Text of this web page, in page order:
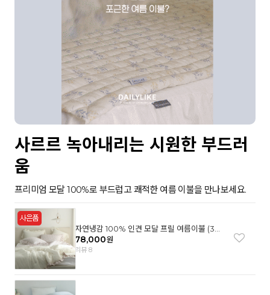
사르르 녹아내리는 시원한 부드러
움
프리미엄 모달 100%로 부드럽고 쾌적한 여름 이불을 만나보세요.
자연냉감 100% 인견 모달 프릴 여름이불 (3컬
러)
78,000원
리뷰 8